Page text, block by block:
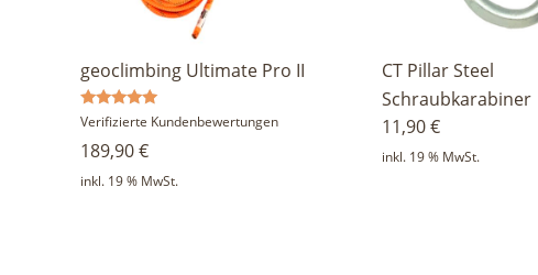
geoclimbing Ultimate Pro II
Bewertet
5.00
von 5
Verifizierte Kundenbewertungen
189,90€
inkl. 19 % MwSt.
CT Pillar Steel
Schraubkarabiner
11,90€
inkl. 19 % MwSt.